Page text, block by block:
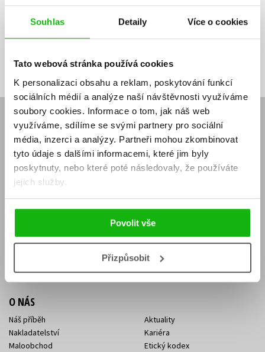
Souhlas Detaily Více o cookies
Tato webová stránka používá cookies
K personalizaci obsahu a reklam, poskytování funkcí
sociálních médií a analýze naší návštěvnosti využíváme
soubory cookies. Informace o tom, jak náš web
využíváme, sdílíme se svými partnery pro sociální
média, inzerci a analýzy. Partneři mohou zkombinovat
tyto údaje s dalšími informacemi, které jim byly
poskytnuty, nebo které poté následovaly, že používáte
jejich služby.
Povolit vše
Přizpůsobit
Zajímá Vás, jaký knižní hit právě vychází, na jaké zboží je výhodná
sleva, jaká běží soutěž o ceny? Přihlášením k odběru našich e-
souhlasíte se zpracováním osobních údajů
mailová
adresa
mailová
adresa
Vaše e-mailová adresa Přihlásit se
E-SHOP
Aktuality
Naši autoři
Obchodní podmínky
Jak nakoupit
Knižní novinky
Dárkové poukazy
Affiliate program
KONTAKTY
Sídlo společnosti
Kontakty Albatros Media
O NÁS
Náš příběh
Nakladatelství
Maloobchod
Aktuality
Kariéra
Etický kodex